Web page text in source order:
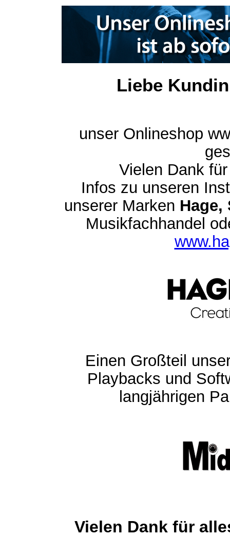
Liebe
unser Onlineshop
Vielen Dank
Infos zu unseren
unserer Marken Hage,
Musikfachhandel
Einen Großteil
Playbacks und
langjährigen
Vielen Dank für